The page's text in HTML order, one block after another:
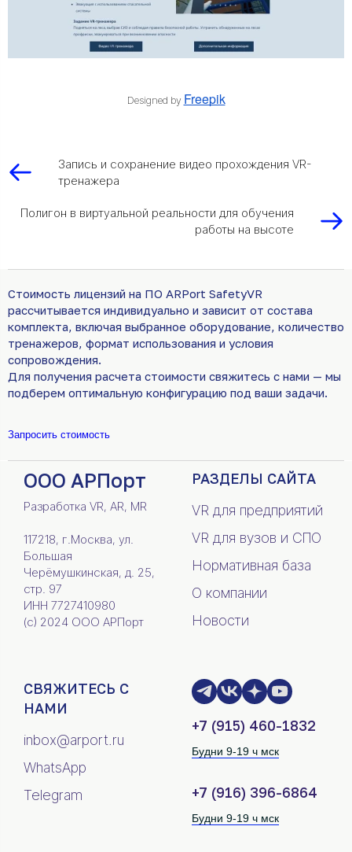
Designed by Freepik
Запись и сохранение видео прохождения VR-
тренажера
Полигон в виртуальной реальности для обучения
работы на высоте
Стоимость лицензий на ПО ARPort SafetyVR
рассчитывается индивидуально и зависит от состава
комплекта, включая выбранное оборудование, количество
тренажеров, формат использования и условия
сопровождения.
Для получения расчета стоимости свяжитесь с нами — мы
подберем оптимальную конфигурацию под ваши задачи.
Запросить стоимость
ООО АРПорт
Разработка VR, AR, MR
117218, г.Москва, ул.
Большая
Черёмушкинская, д. 25,
стр. 97
ИНН 7727410980
(c) 2024 ООО АРПорт
РАЗДЕЛЫ САЙТА
VR для предприятий
VR для вузов и СПО
Нормативная база
О компании
Новости
СВЯЖИТЕСЬ С
НАМИ
inbox@arport.ru
WhatsApp
Telegram
+7 (915) 460-1832
Будни 9-19 ч мск
+7 (916) 396-6864
Будни 9-19 ч мск